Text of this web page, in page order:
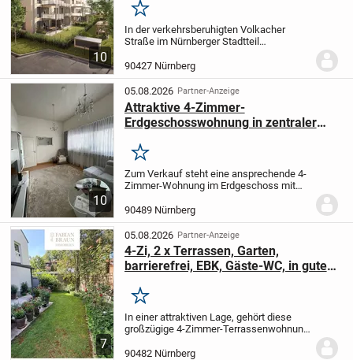
10
Merken
In der verkehrsberuhigten Volkacher
Straße im Nürnberger Stadtteil
attraktiver Randlage und mit Blick ins
Grüne, die Gründlacher Gärten – ein
Gemeinschaftsprojekt...
90427 Nürnberg
10
05.08.2026 Partner-Anzeige
Attraktive 4-Zimmer-
Erdgeschosswohnung in zentraler
Nutzungsmöglichkeiten
Merken
Zum Verkauf steht eine ansprechende 4-
Zimmer-Wohnung im Erdgeschoss mit
Quadratmetern. Die durchdachte
Raumaufteilung und die teilweise hohen
Decken verleihen der Wohnung...
90489 Nürnberg
7
05.08.2026 Partner-Anzeige
4-Zi, 2 x Terrassen, Garten,
barrierefrei, EBK, Gäste-WC, in guter
Laufamholz
Merken
In einer attraktiven Lage, gehört diese
großzügige 4-Zimmer-Terrassenwohnung
Nürnberg-Laufamholz. Diese moderne
90482 Nürnberg